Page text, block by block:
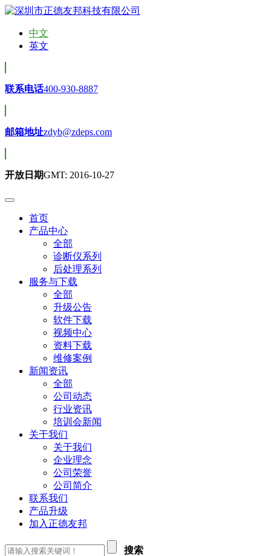
中文
英文
联系电话400-930-8887
邮箱地址zdyb@zdeps.com
开放日期GMT: 2016-10-27
首页
产品中心
全部
诊断仪系列
后处理系列
服务与下载
全部
升级公告
软件下载
视频中心
资料下载
维修案例
新闻资讯
全部
公司动态
行业资讯
培训会新闻
关于我们
关于我们
企业理念
公司荣誉
公司简介
联系我们
产品升级
加入正德友邦
搜索